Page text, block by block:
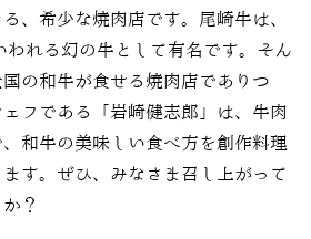
、希少な焼肉店です。尾崎牛は、
れる幻の牛として有名です。そん
の和牛が食せる焼肉店でありつ
フである「岩崎健志郎」は、牛肉
和牛の美味しい食べ方を創作料理
す。ぜひ、みなさま召し上がって
？